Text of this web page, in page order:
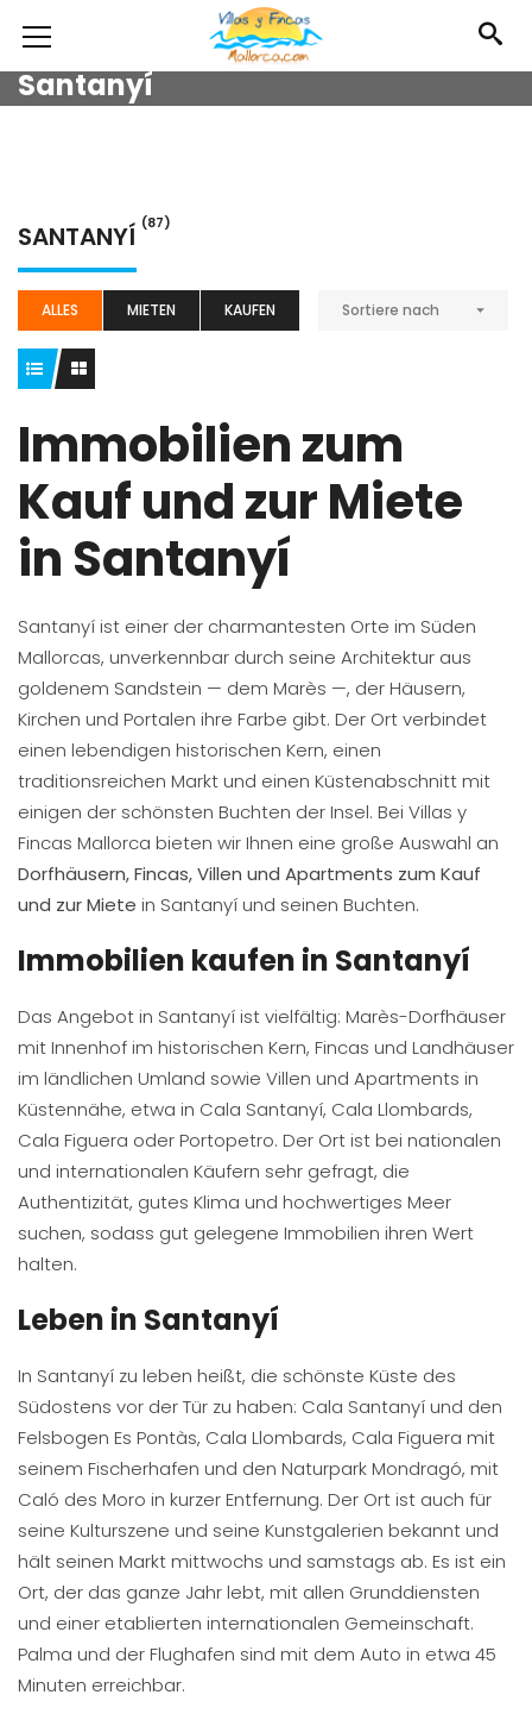
Santanyí
SANTANYÍ (87)
ALLES MIETEN KAUFEN Sortiere nach
Immobilien zum
Kauf und zur Miete
in Santanyí
Santanyí ist einer der charmantesten Orte im Süden
Mallorcas, unverkennbar durch seine Architektur aus
goldenem Sandstein — dem Marès —, der Häusern,
Kirchen und Portalen ihre Farbe gibt. Der Ort verbindet
einen lebendigen historischen Kern, einen
traditionsreichen Markt und einen Küstenabschnitt mit
einigen der schönsten Buchten der Insel. Bei Villas y
Fincas Mallorca bieten wir Ihnen eine große Auswahl an
Dorfhäusern, Fincas, Villen und Apartments zum Kauf
und zur Miete in Santanyí und seinen Buchten.
Immobilien kaufen in Santanyí
Das Angebot in Santanyí ist vielfältig: Marès-Dorfhäuser
mit Innenhof im historischen Kern, Fincas und Landhäuser
im ländlichen Umland sowie Villen und Apartments in
Küstennähe, etwa in Cala Santanyí, Cala Llombards,
Cala Figuera oder Portopetro. Der Ort ist bei nationalen
und internationalen Käufern sehr gefragt, die
Authentizität, gutes Klima und hochwertiges Meer
suchen, sodass gut gelegene Immobilien ihren Wert
halten.
Leben in Santanyí
In Santanyí zu leben heißt, die schönste Küste des
Südostens vor der Tür zu haben: Cala Santanyí und den
Felsbogen Es Pontàs, Cala Llombards, Cala Figuera mit
seinem Fischerhafen und den Naturpark Mondragó, mit
Caló des Moro in kurzer Entfernung. Der Ort ist auch für
seine Kulturszene und seine Kunstgalerien bekannt und
hält seinen Markt mittwochs und samstags ab. Es ist ein
Ort, der das ganze Jahr lebt, mit allen Grunddiensten
und einer etablierten internationalen Gemeinschaft.
Palma und der Flughafen sind mit dem Auto in etwa 45
Minuten erreichbar.